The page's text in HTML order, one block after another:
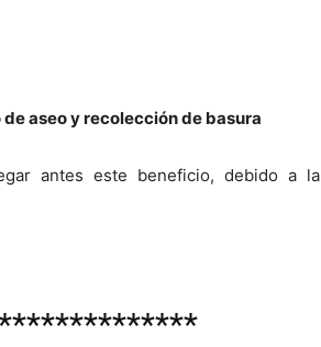
aseo y recolección de basura
antes este beneficio, debido a la